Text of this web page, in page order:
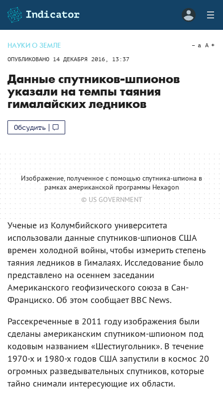
НАУКИ О ЗЕМЛЕ
ОПУБЛИКОВАНО 14 ДЕКАБРЯ 2016, 13:37
a A
Данные спутников-шпионов
указали на темпы таяния
гималайских ледников
Обсудить
Изображение, полученное с помощью спутника-шпиона в
рамках американской программы Hexagon
© US GOVERNMENT
Ученые из Колумбийского университета
использовали данные спутников-шпионов США
времен холодной войны, чтобы измерить степень
таяния ледников в Гималаях. Исследование было
представлено на осеннем заседании
Американского геофизического союза в Сан-
Франциско. Об этом сообщает BBC News.
Рассекреченные в 2011 году изображения были
сделаны американским спутником-шпионом под
кодовым названием «Шестиугольник». В течение
1970-х и 1980-х годов США запустили в космос 20
огромных разведывательных спутников, которые
тайно снимали интересующие их области.